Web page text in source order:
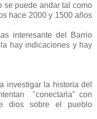
se puede andar tal como
hace 2000 y 1500 años
interesante del Barrio
hay indicaciones y hay
investigar la historia del
"conectarla" con
dios sobre el pueblo